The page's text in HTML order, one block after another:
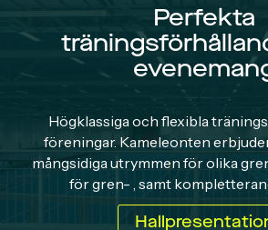
Perfekta
Högklassiga och flexibla
föreningar. Kameleonten
mångsidiga utrymmen för olika
för gren- , samt